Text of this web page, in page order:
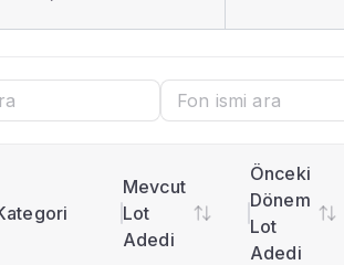
Mevcut
Lot
Adedi
Önceki
Dönem
Lot
Adedi